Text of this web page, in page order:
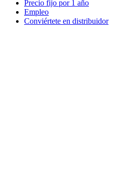
Precio fijo por 1 año
Empleo
Conviértete en distribuidor